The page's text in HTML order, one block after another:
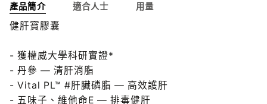
產品簡介 適合人士 用量
健肝寶膠囊
- 獲權威大學科研實證*
- 丹參 — 清肝消脂
- Vital PL™ #肝臟磷脂 — 高效護肝
- 五味子、維他命E — 排毒健肝